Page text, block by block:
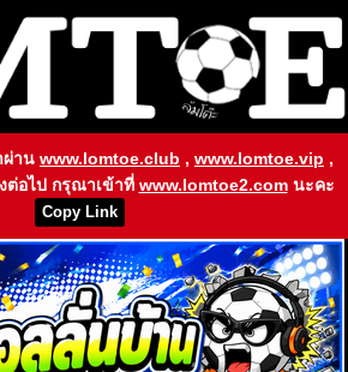
ผ่าน www.lomtoe.club , www.lomtoe.vip ,
ต่อไป กรุณาเข้าที่ www.lomtoe2.comนะคะ
Copy Link